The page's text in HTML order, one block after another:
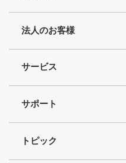
法人のお客様
サービス
サポート
トピック